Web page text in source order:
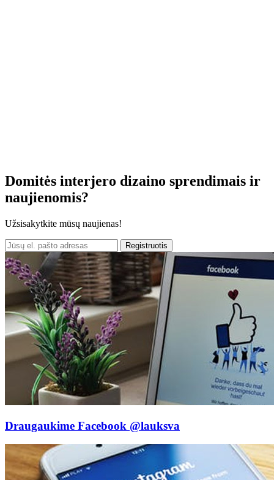
Domitės interjero dizaino sprendimais ir
naujienomis?
Užsisakytkite mūsų naujienas!
Registruotis
Draugaukime Facebook @lauksva